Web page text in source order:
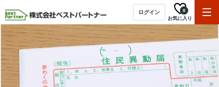
ログイン
お気に入り
0